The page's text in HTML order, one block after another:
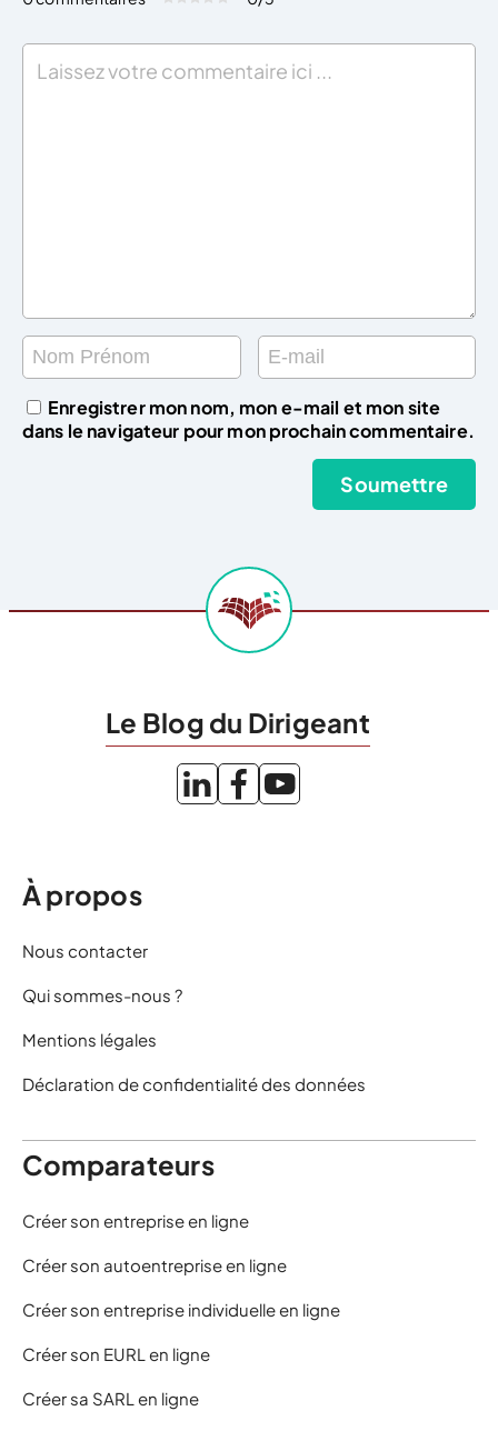
Enregistrer mon nom, mon e-mail et mon site
dans le navigateur pour mon prochain commentaire.
Le Blog du Dirigeant
À propos
Nous contacter
Qui sommes-nous ?
Mentions légales
Déclaration de confidentialité des données
Comparateurs
Créer son entreprise en ligne
Créer son autoentreprise en ligne
Créer son entreprise individuelle en ligne
Créer son EURL en ligne
Créer sa SARL en ligne